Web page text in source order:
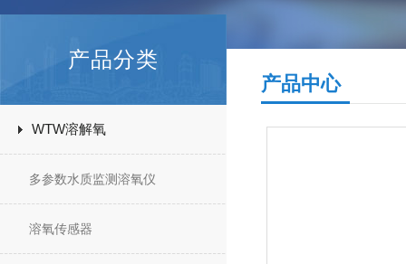
产品分类
WTW溶解氧
多参数水质监测溶氧仪
溶氧传感器
产品中心